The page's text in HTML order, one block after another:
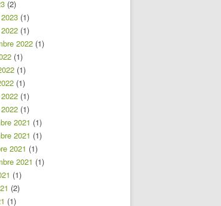
(2)
(1)
(1)
2022 (1)
(1)
(1)
(1)
(1)
(1)
2021 (1)
2021 (1)
2021 (1)
2021 (1)
(1)
(2)
(1)